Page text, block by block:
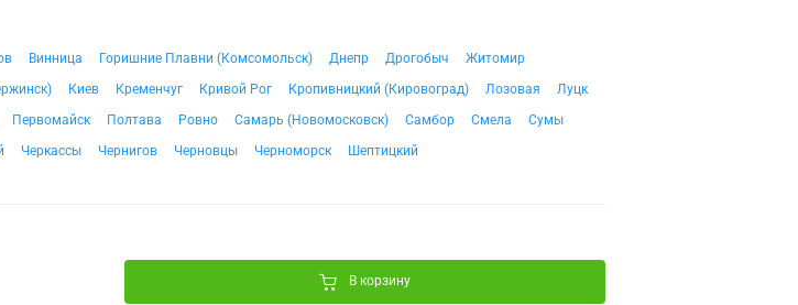
Винница Горишние Плавни (Комсомольск) Днепр Дрогобыч
Житомир
Киев Кременчуг Кривой Рог Кропивницкий (Кировоград) Лозовая
Луцк
Первомайск Полтава Ровно Самарь (Новомосковск) Самбор Смела
Сумы
Черкассы Чернигов Черновцы Черноморск Шептицкий
В корзину